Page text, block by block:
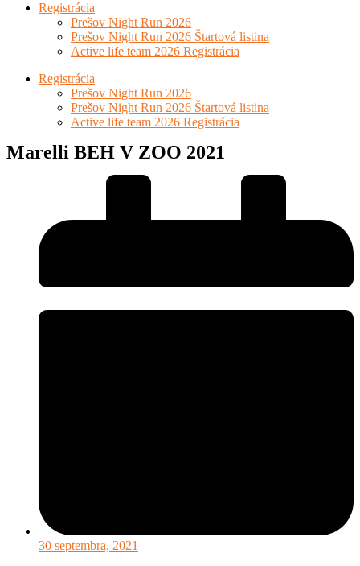
Registrácia
Prešov Night Run 2026
Prešov Night Run 2026 Štartová listina
Active life team 2026 Registrácia
Registrácia
Prešov Night Run 2026
Prešov Night Run 2026 Štartová listina
Active life team 2026 Registrácia
Marelli BEH V ZOO 2021
30 septembra, 2021